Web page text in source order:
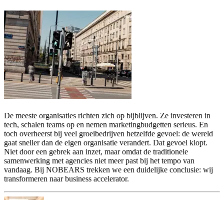
De meeste organisaties richten zich op bijblijven. Ze investeren in
tech, schalen teams op en nemen marketingbudgetten serieus. En
toch overheerst bij veel groeibedrijven hetzelfde gevoel: de wereld
gaat sneller dan de eigen organisatie verandert. Dat gevoel klopt.
Niet door een gebrek aan inzet, maar omdat de traditionele
samenwerking met agencies niet meer past bij het tempo van
vandaag. Bij NOBEARS trekken we een duidelijke conclusie: wij
transformeren naar business accelerator.